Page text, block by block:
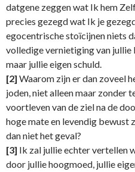
datgene zeggen wat Ik hem
precies gezegd wat Ik je
egocentrische stoïcijnen niets
volledige vernietiging van jullie
maar jullie eigen schuld.
[2] Waarom zijn er dan zoveel
joden, niet alleen maar zonder
voortleven van de ziel na de
hoge mate en levendig bewust
dan niet het geval?
[3] Ik zal jullie echter vertellen
door jullie hoogmoed, jullie